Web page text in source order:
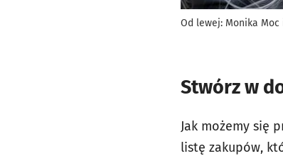
Od lewej: Monika Moc
Stwórz w
Jak możemy się
listę zakupów,